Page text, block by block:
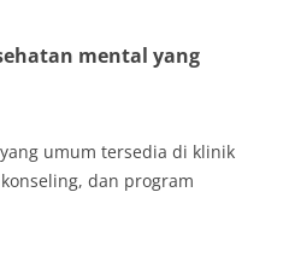
mental yang
umum tersedia di klinik
dan program